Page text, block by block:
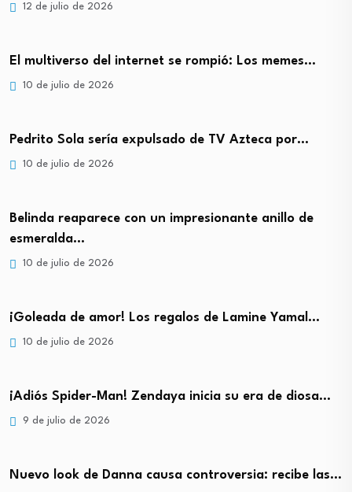
12 de julio de 2026
El multiverso del internet se rompió: Los memes…
10 de julio de 2026
Pedrito Sola sería expulsado de TV Azteca por…
10 de julio de 2026
Belinda reaparece con un impresionante anillo de
esmeralda…
10 de julio de 2026
¡Goleada de amor! Los regalos de Lamine Yamal…
10 de julio de 2026
¡Adiós Spider-Man! Zendaya inicia su era de diosa…
9 de julio de 2026
Nuevo look de Danna causa controversia: recibe las…